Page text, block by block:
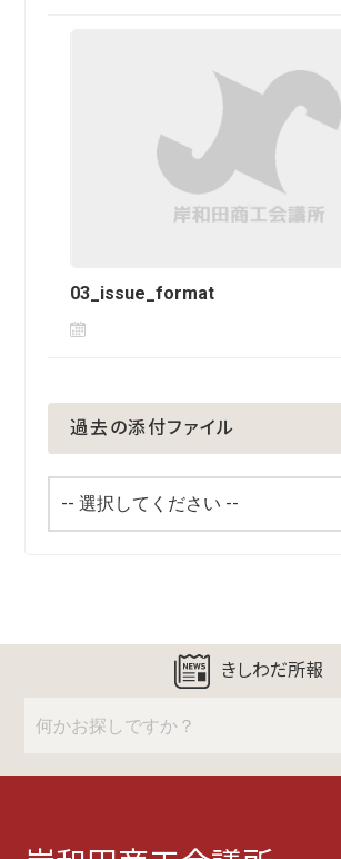
03_issue_format
過去の添付ファイル
きしわだ所報